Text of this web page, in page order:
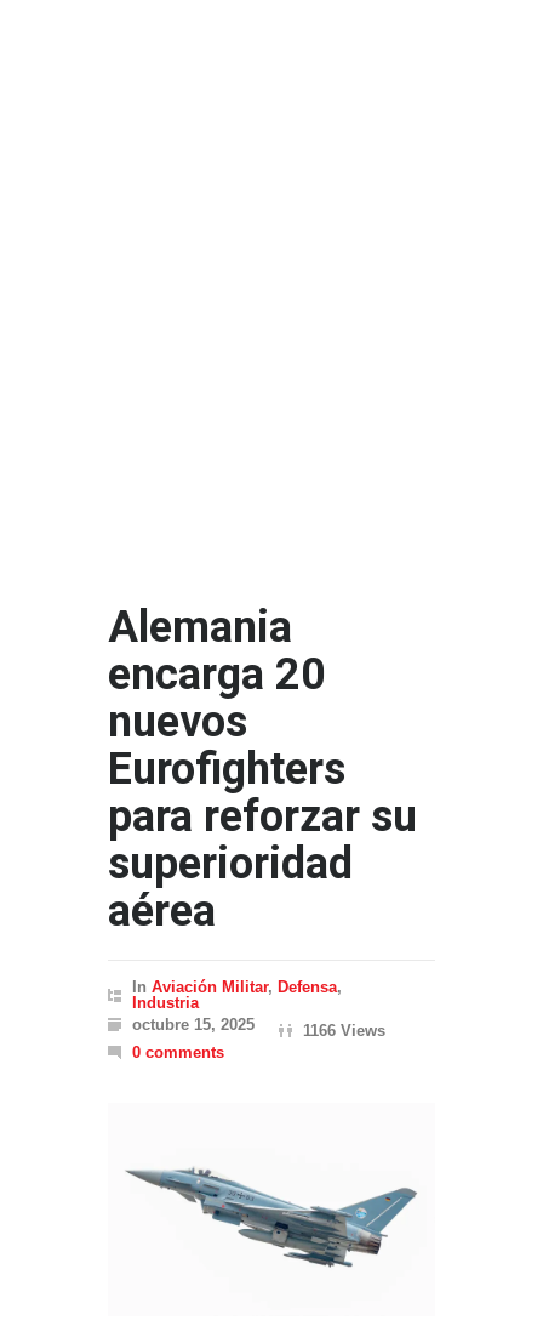
Alemania
encarga 20
nuevos
Eurofighters
para reforzar su
superioridad
aérea
In Aviación Militar, Defensa,
Industria
octubre 15, 2025
1166 Views
0 comments